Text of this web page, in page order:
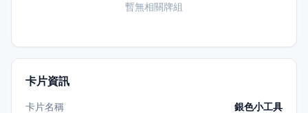
暫無相關牌組
卡片資訊
卡片名稱
銀色小工具